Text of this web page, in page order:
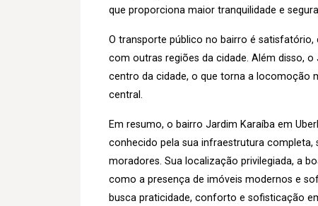
que proporciona maior tranquilidade e
O transporte público no bairro é
com outras regiões da cidade. Além disso,
centro da cidade, o que torna a locomoção
central.
Em resumo, o bairro Jardim Karaíba em
conhecido pela sua infraestrutura completa,
moradores. Sua localização privilegiada, a
como a presença de imóveis modernos e
busca praticidade, conforto e sofisticação